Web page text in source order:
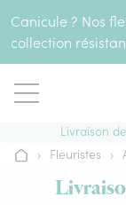
Canicule ? Nos
collection
Livraison
Accueil
› Fleuristes ›